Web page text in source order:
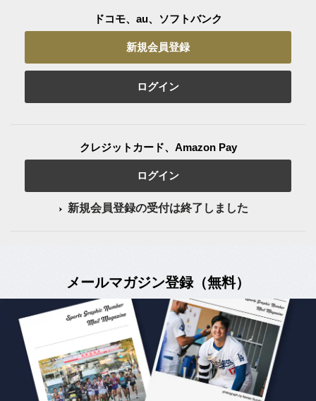
ドコモ、au、ソフトバンク
新規会員登録
ログイン
クレジットカード、Amazon Pay
ログイン
新規会員登録の受付は終了しました
メールマガジン登録（無料）